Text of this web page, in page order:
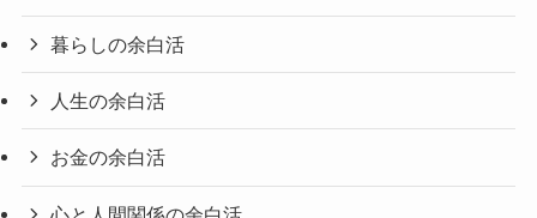
暮らしの余白活
人生の余白活
お金の余白活